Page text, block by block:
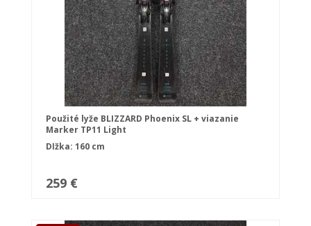
Použité lyže BLIZZARD Phoenix SL + viazanie
Marker TP11 Light
Dĺžka: 160 cm
259 €